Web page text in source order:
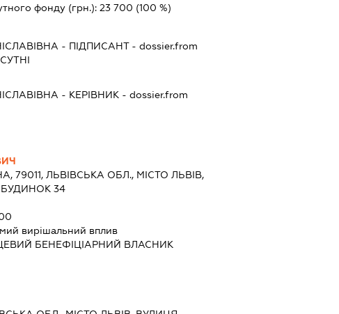
фонду (грн.): 23 700 (100 %)
- ПІДПИСАНТ- dossier.from
- КЕРІВНИК - dossier.from
79011, ЛЬВІВСЬКА ОБЛ., МІСТО ЛЬВІВ,
БУДИНОК 34
вирішальний вплив
БЕНЕФІЦІАРНИЙ ВЛАСНИК